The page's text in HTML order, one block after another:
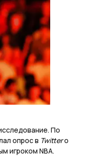
По
опрос в Twitterо
игроком NBA.